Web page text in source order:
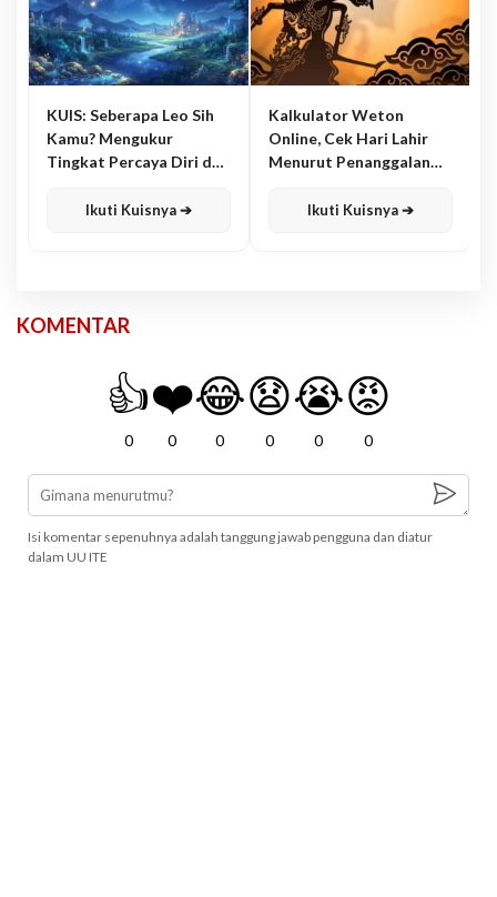
KUIS: Seberapa Leo Sih
Kamu? Mengukur
Tingkat Percaya Diri dan
Ikuti Kuisnya ➔
Kalkulator Weton
Online, Cek Hari Lahir
Menurut Penanggalan
Ikuti Kuisnya ➔
KOMENTAR
👍
0
❤️
0
😂
0
😧
0
😭
0
😡
0
Isi komentar sepenuhnya adalah tanggung jawab pengguna dan diatur
dalam UU ITE